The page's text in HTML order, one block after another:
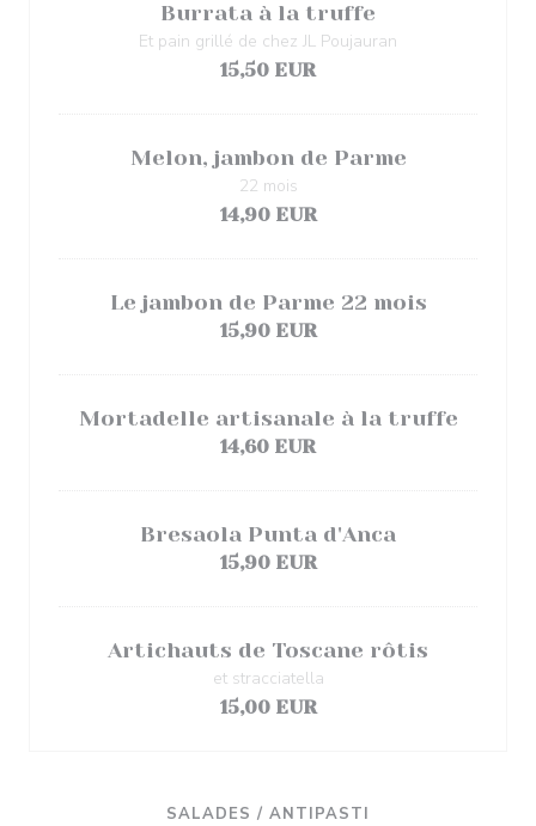
Burrata à la truffe
Et pain grillé de chez JL Poujauran
15,50 EUR
Melon, jambon de Parme
22 mois
14,90 EUR
Le jambon de Parme 22 mois
15,90 EUR
Mortadelle artisanale à la truffe
14,60 EUR
Bresaola Punta d'Anca
15,90 EUR
Artichauts de Toscane rôtis
et stracciatella
15,00 EUR
SALADES / ANTIPASTI